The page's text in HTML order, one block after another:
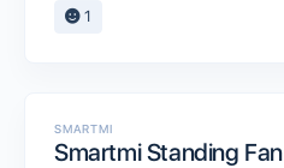
1
SMARTMI
Smartmi Standing Fan